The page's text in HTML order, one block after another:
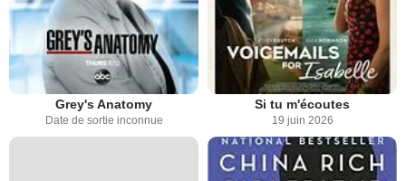
Grey's Anatomy
Date de sortie inconnue
Si tu m'écoutes
19 juin 2026